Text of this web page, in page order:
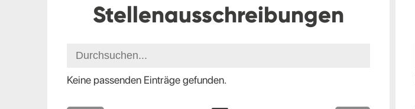
Stellenausschreibungen
Keine passenden Einträge gefunden.